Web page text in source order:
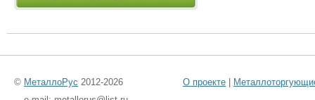
© МеталлоРус 2012-2026 О проекте